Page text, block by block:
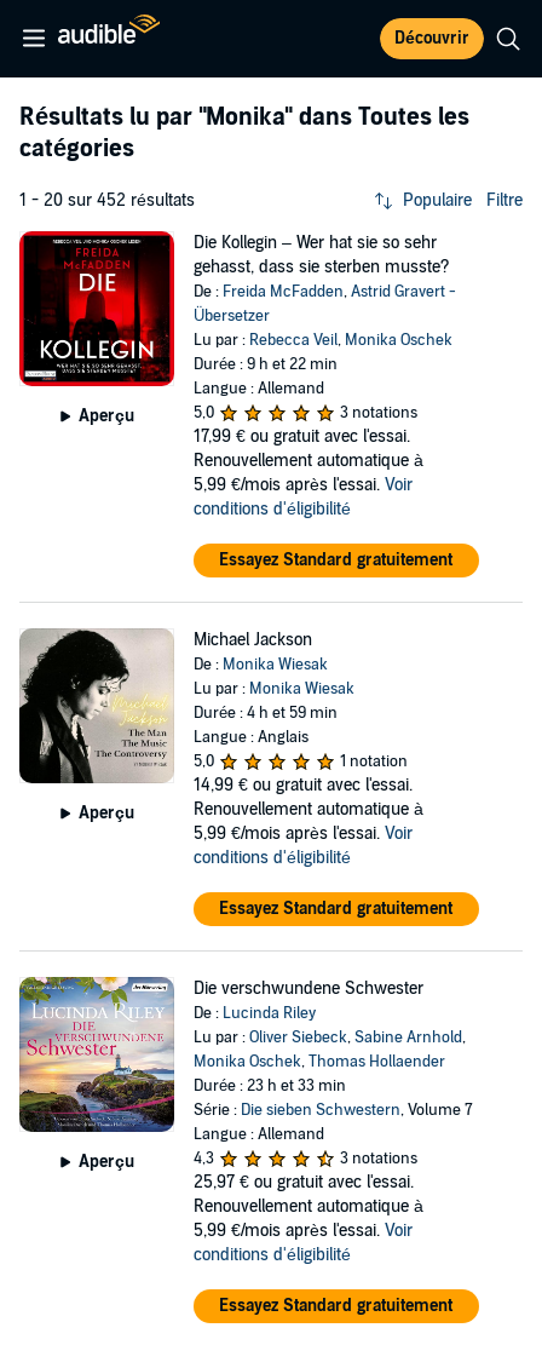
Découvrir
Résultats lu par "Monika" dans Toutes les
catégories
1 - 20 sur 452 résultats Populaire Filtre
Aperçu
Die Kollegin – Wer hat sie so sehr
gehasst, dass sie sterben musste?
De : Freida McFadden,Astrid Gravert -
Übersetzer
Lu par : Rebecca Veil, Monika Oschek
Durée : 9 h et 22 min
Langue : Allemand
5,0
3 notations
17,99 € ou gratuit avec l'essai.
Renouvellement automatique à
5,99 €/mois après l'essai. Voir
conditions d'éligibilité
Essayez Standard gratuitement
Aperçu
Michael Jackson
De : Monika Wiesak
Lu par : Monika Wiesak
Durée : 4 h et 59 min
Langue : Anglais
5,0
1 notation
14,99 € ou gratuit avec l'essai.
Renouvellement automatique à
5,99 €/mois après l'essai. Voir
conditions d'éligibilité
Essayez Standard gratuitement
Aperçu
Die verschwundene Schwester
De : Lucinda Riley
Lu par :Oliver Siebeck,Sabine Arnhold,
Monika Oschek,Thomas Hollaender
Durée : 23 h et 33 min
Série : Die sieben Schwestern, Volume 7
Langue : Allemand
4,3
3 notations
25,97 € ou gratuit avec l'essai.
Renouvellement automatique à
5,99 €/mois après l'essai. Voir
conditions d'éligibilité
Essayez Standard gratuitement